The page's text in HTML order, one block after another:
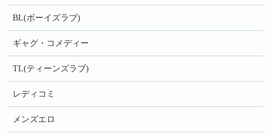
BL(ボーイズラブ)
ギャグ・コメディー
TL(ティーンズラブ)
レディコミ
メンズエロ